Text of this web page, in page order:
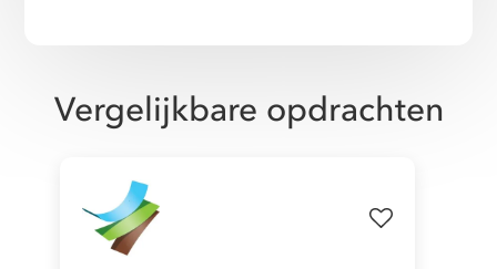
Vergelijkbare opdrachten